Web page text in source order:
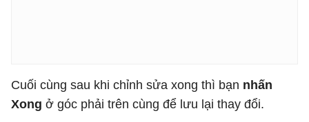
Cuối cùng sau khi chỉnh sửa xong thì bạn nhấn
Xong ở góc phải trên cùng để lưu lại thay đổi.